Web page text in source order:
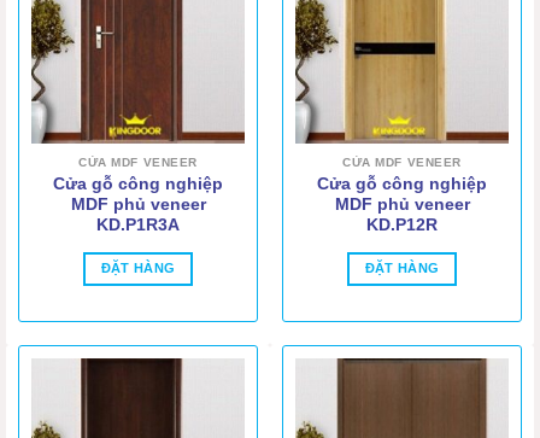
CỬA MDF VENEER
Cửa gỗ công nghiệp
MDF phủ veneer
KD.P1R3A
ĐẶT HÀNG
CỬA MDF VENEER
Cửa gỗ công nghiệp
MDF phủ veneer
KD.P12R
ĐẶT HÀNG